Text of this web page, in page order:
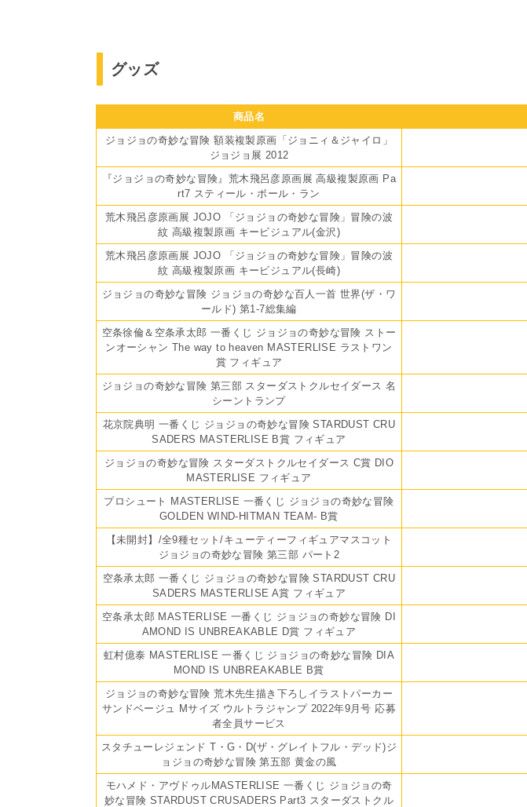
グッズ
商品名
ジョジョの奇妙な冒険 額装複製原画「ジョニィ＆ジャイロ」
ジョジョ展 2012
『ジョジョの奇妙な冒険』荒木飛呂彦原画展 高級複製原画 Pa
rt7 スティール・ボール・ラン
荒木飛呂彦原画展 JOJO 「ジョジョの奇妙な冒険」冒険の波
紋 高級複製原画 キービジュアル(金沢)
荒木飛呂彦原画展 JOJO 「ジョジョの奇妙な冒険」冒険の波
紋 高級複製原画 キービジュアル(長崎)
ジョジョの奇妙な冒険 ジョジョの奇妙な百人一首 世界(ザ・ワ
ールド) 第1-7総集編
空条徐倫＆空条承太郎 一番くじ ジョジョの奇妙な冒険 ストー
ンオーシャン The way to heaven MASTERLISE ラストワン
賞 フィギュア
ジョジョの奇妙な冒険 第三部 スターダストクルセイダース 名
シーントランプ
花京院典明 一番くじ ジョジョの奇妙な冒険 STARDUST CRU
SADERS MASTERLISE B賞 フィギュア
ジョジョの奇妙な冒険 スターダストクルセイダース C賞 DIO
MASTERLISE フィギュア
プロシュート MASTERLISE 一番くじ ジョジョの奇妙な冒険
GOLDEN WIND-HITMAN TEAM- B賞
【未開封】/全9種セット/キューティーフィギュアマスコット
ジョジョの奇妙な冒険 第三部 パート2
空条承太郎 一番くじ ジョジョの奇妙な冒険 STARDUST CRU
SADERS MASTERLISE A賞 フィギュア
空条承太郎 MASTERLISE 一番くじ ジョジョの奇妙な冒険 DI
AMOND IS UNBREAKABLE D賞 フィギュア
虹村億泰 MASTERLISE 一番くじ ジョジョの奇妙な冒険 DIA
MOND IS UNBREAKABLE B賞
ジョジョの奇妙な冒険 荒木先生描き下ろしイラストパーカー
サンドベージュ Mサイズ ウルトラジャンプ 2022年9月号 応募
者全員サービス
スタチューレジェンド T・G・D(ザ・グレイトフル・デッド)ジ
ョジョの奇妙な冒険 第五部 黄金の風
モハメド・アヴドゥルMASTERLISE 一番くじ ジョジョの奇
妙な冒険 STARDUST CRUSADERS Part3 スターダストクル